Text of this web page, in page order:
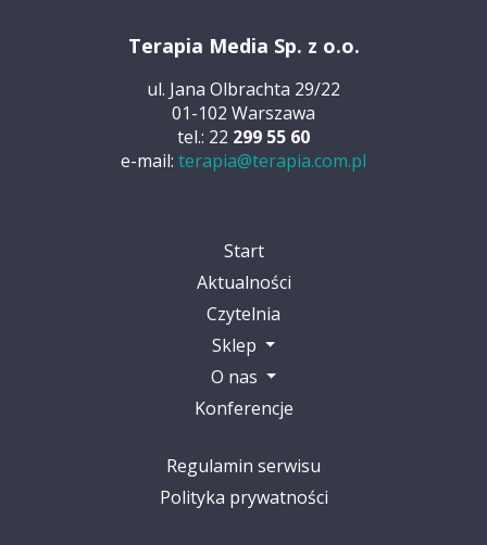
Terapia Media Sp. z o.o.
ul. Jana Olbrachta 29/22
01-102 Warszawa
tel.: 22 299 55 60
e-mail: terapia@terapia.com.pl
Start
Aktualności
Czytelnia
Sklep
O nas
Konferencje
Regulamin serwisu
Polityka prywatności